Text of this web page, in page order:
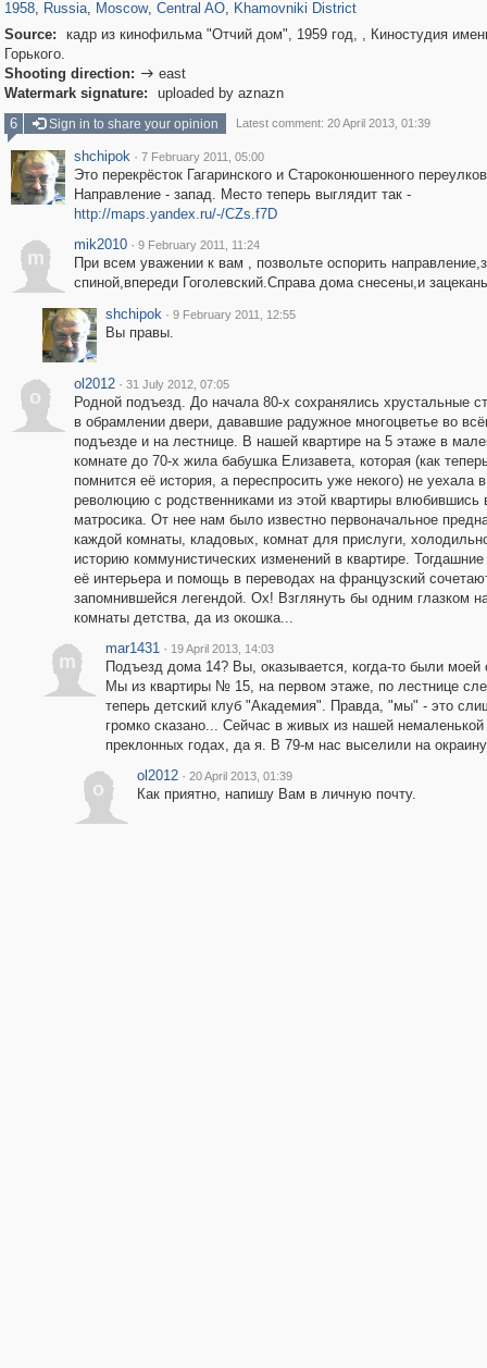
1958, Russia, Moscow, Central AO, Khamovniki District
Source:
кадр из кинофильма "Отчий дом", 1959 год, , Киностудия
Горького.
Shooting direction:  east
Watermark signature:
uploaded by aznazn
6
Sign in to share your opinion Latest comment: 20 April 2013, 01:39
shchipok · 7 February 2011, 05:00
Это перекрёсток Гагаринского и Староконюшенного
Направление - запад. Место теперь выглядит так -
http://maps.yandex.ru/-/CZs.f7D
m
mik2010 · 9 February 2011, 11:24
При всем уважении к вам , позвольте оспорить
спиной,впереди Гоголевский.Справа дома снесены,и
shchipok · 9 February 2011, 12:55
Вы правы.
o
ol2012 · 31 July 2012, 07:05
Родной подъезд. До начала 80-х сохранялись хрустальные
в обрамлении двери, дававшие радужное многоцветье во
подъезде и на лестнице. В нашей квартире на 5 этаже в
комнате до 70-х жила бабушка Елизавета, которая (как
помнится её история, а переспросить уже некого) не уехала в
революцию с родственниками из этой квартиры влюбившись
матросика. От нее нам было известно первоначальное
каждой комнаты, кладовых, комнат для прислуги,
историю коммунистических изменений в квартире. Тогдашние
её интерьера и помощь в переводах на французский
запомнившейся легендой. Ох! Взглянуть бы одним глазком
комнаты детства, да из окошка...
m
mar1431 · 19 April 2013, 14:03
Подъезд дома 14? Вы, оказывается, когда-то были моей
Мы из квартиры № 15, на первом этаже, по лестнице
теперь детский клуб "Академия". Правда, "мы" - это
громко сказано... Сейчас в живых из нашей
преклонных годах, да я. В 79-м нас выселили на
o
ol2012 · 20 April 2013, 01:39
Как приятно, напишу Вам в личную почту.